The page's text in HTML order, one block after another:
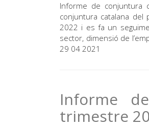
Informe de conjuntura
conjuntura catalana del
2022 i es fa un
sector, dimensió de
29 04 2021
Informe
trimestre